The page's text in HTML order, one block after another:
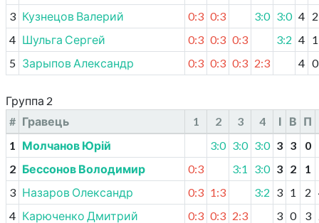
3 Кузнецов Валерий 0:3 0:3 3:0 3:0 4 2
4 Шульга Сергей 0:3 0:3 0:3 3:2 4 1
5 Зарыпов Александр 0:3 0:3 0:3 2:3 4 0
Группа 2
# Гравець 1 2 3 4 І В П
1 Молчанов Юрій 3:0 3:0 3:0 3 3 0
2 Бессонов Володимир 0:3 3:1 3:0 3 2 1
3 Назаров Олександр 0:3 1:3 3:2 3 1 2
4 Карюченко Дмитрий 0:3 0:3 2:3 3 0 3